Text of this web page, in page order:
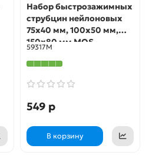
Набор быстрозажимных
струбцин нейлоновых
75x40 мм, 100x50 мм,
150x80 мм MOS
59317М
549 р
В корзину